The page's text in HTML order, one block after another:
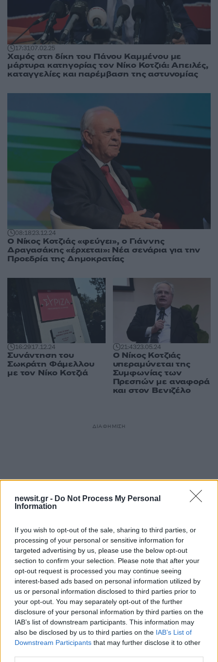
newsit.gr - Do Not Process My Personal
Information
If you wish to opt-out of the sale, sharing to third parties, or
processing of your personal or sensitive information for
targeted advertising by us, please use the below opt-out
section to confirm your selection. Please note that after your
opt-out request is processed you may continue seeing
interest-based ads based on personal information utilized by
us or personal information disclosed to third parties prior to
your opt-out. You may separately opt-out of the further
disclosure of your personal information by third parties on the
IAB’s list of downstream participants. This information may
also be disclosed by us to third parties on the IAB’s List of
Downstream Participants that may further disclose it to other
17:3107.02.25
Χαμός στη δίκη του Πάνου Καμμένου με
μάρτυρα κατηγορίας τον Νίκο Κοτζιά: Απειλές,
καταγγελίες και παρέμβαση της αστυνομίας
08:1823.12.24
Ο Νίκος Κοτζιάς «φεύγει», ο Γιάννης
Δραγασάκης «έρχεται»: Νέα σενάρια για την
Προεδρία της Δημοκρατίας
16:2917.12.24
Συνάντηση του
Σωκράτη Φάμελλου
με τον Νίκο Κοτζιά
21:4323.05.24
Ο Νίκος Κοτζιάς
υπεραμύνεται της
Συμφωνίας των
Πρεσπών με αναφορά
και στον Βενιζέλο
ΔΙΑΦΗΜΙΣΗ